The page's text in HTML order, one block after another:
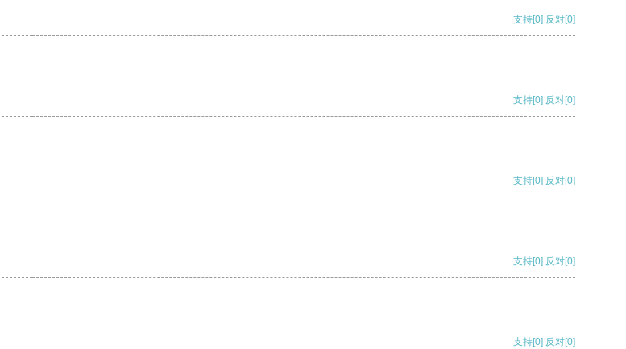
支持[0] 反对[0]
支持[0] 反对[0]
支持[0] 反对[0]
支持[0] 反对[0]
支持[0] 反对[0]